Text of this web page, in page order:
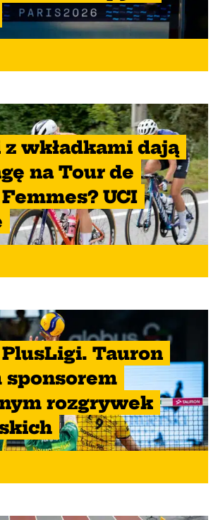
wkładkami dają
na Tour de
UCI
Tauron
sponsorem
rozgrywek